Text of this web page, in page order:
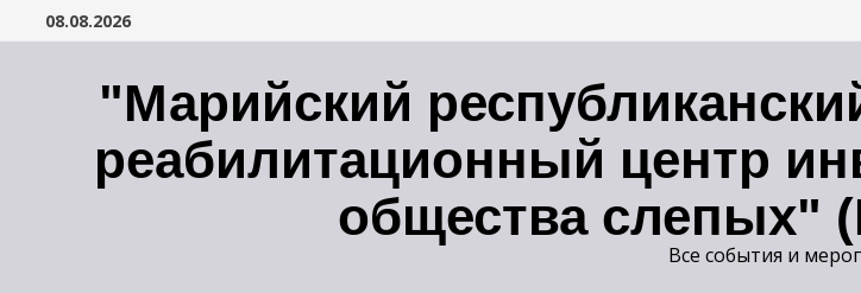
Перейти
к 08.08.2026
"Марийский
реабилитационный центр
общества
Все события и